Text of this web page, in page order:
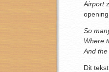
Airport
So
Where
And the
Dit